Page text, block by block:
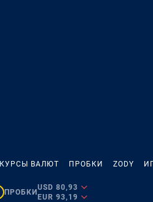
КУРСЫ ВАЛЮТ ПРОБКИ ZODY
ПРОБКИ
USD 80,93
EUR 93,19